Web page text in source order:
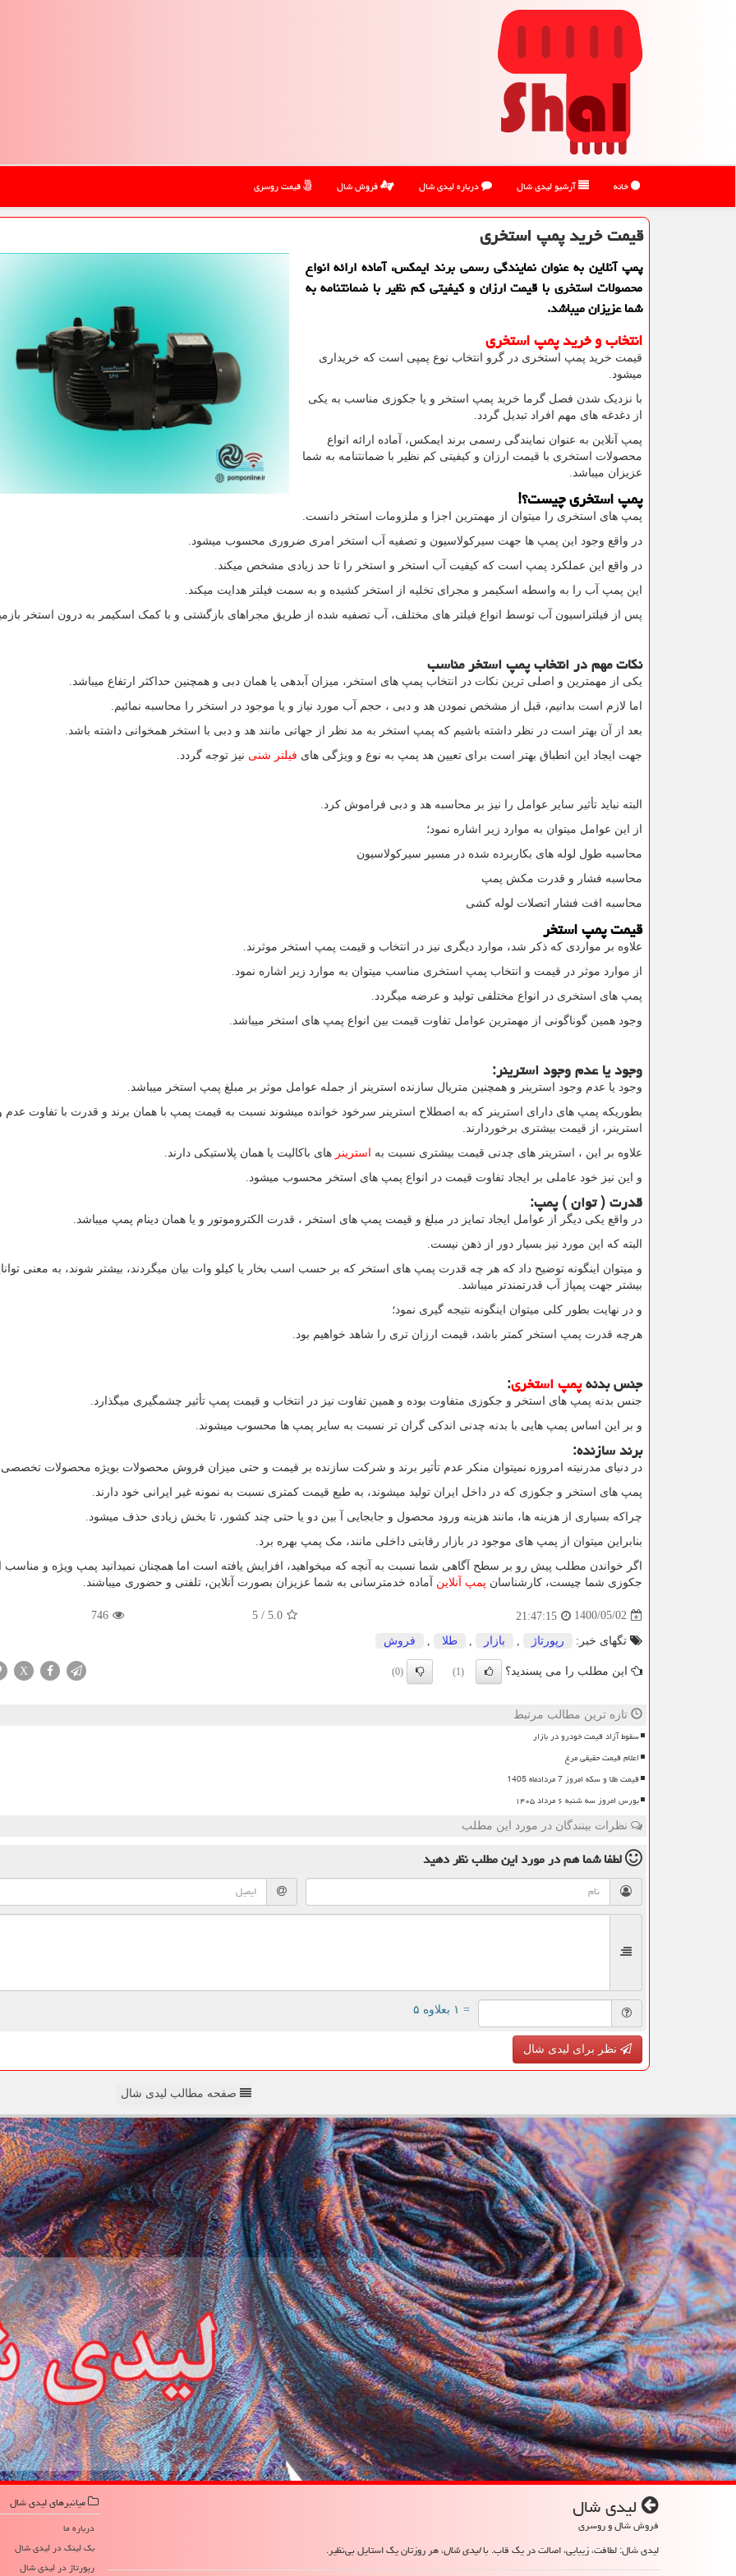
خانه آرشیو لیدی شال درباره لیدی شال فروش شال قیمت روسری
قیمت خرید پمپ استخری
پمپ آنلاین به عنوان نمایندگی رسمی برند ایمكس، آماده ارائه انواع
محصولات استخری با قیمت ارزان و كیفیتی كم نظیر با ضمانتنامه به
شما عزیزان میباشد.
انتخاب و خرید پمپ استخری
قیمت خرید پمپ استخری در گرو انتخاب نوع پمپی است که خریداری
میشود.
با نزدیک شدن فصل گرما خرید پمپ استخر و یا جکوزی مناسب به یکی
از دغدغه های مهم افراد تبدیل گردد.
پمپ آنلاین به عنوان نمایندگی رسمی برند ایمکس، آماده ارائه انواع
محصولات استخری با قیمت ارزان و کیفیتی کم نظیر با ضمانتنامه به شما
عزیزان میباشد.
پمپ استخری چیست؟!
پمپ های استخری را میتوان از مهمترین اجزا و ملزومات استخر دانست.
در واقع وجود این پمپ ها جهت سیرکولاسیون و تصفیه آب استخر امری ضروری محسوب میشود.
در واقع این عملکرد پمپ است که کیفیت آب استخر و استخر را تا حد زیادی مشخص میکند.
این پمپ آب را به واسطه اسکیمر و مجرای تخلیه از استخر کشیده و به سمت فیلتر هدایت میکند.
پس از فیلتراسیون آب توسط انواع فیلتر های مختلف، آب تصفیه شده از طریق مجراهای بازگشتی و با کمک اسکیمر به درون استخر
نکات مهم در انتخاب پمپ استخر مناسب
یکی از مهمترین و اصلی ترین نکات در انتخاب پمپ های استخر، میزان آبدهی یا همان دبی و همچنین حداکثر ارتفاع میباشد.
اما لازم است بدانیم، قبل از مشخص نمودن هد و دبی ، حجم آب مورد نیاز و یا موجود در استخر را محاسبه نمائیم.
بعد از آن بهتر است در نظر داشته باشیم که پمپ استخر به مد نظر از جهاتی مانند هد و دبی با استخر همخوانی داشته باشد.
جهت ایجاد این انطباق بهتر است برای تعیین هد پمپ به نوع و ویژگی های فیلتر شنی نیز توجه گردد.
البته نباید تأثیر سایر عوامل را نیز بر محاسبه هد و دبی فراموش کرد.
از این عوامل میتوان به موارد زیر اشاره نمود؛
محاسبه طول لوله های بکاربرده شده در مسیر سیرکولاسیون
محاسبه فشار و قدرت مکش پمپ
محاسبه افت فشار اتصلات لوله کشی
قیمت پمپ استخر
علاوه بر مواردی که ذکر شد، موارد دیگری نیز در انتخاب و قیمت پمپ استخر موثرند.
از موارد موثر در قیمت و انتخاب پمپ استخری مناسب میتوان به موارد زیر اشاره نمود.
پمپ های استخری در انواع مختلفی تولید و عرضه میگردد.
وجود همین گوناگونی از مهمترین عوامل تفاوت قیمت بین انواع پمپ های استخر میباشد.
وجود یا عدم وجود استرینر:
وجود یا عدم وجود استرینر و همچنین متریال سازنده استرینر از جمله عوامل موثر بر مبلغ پمپ استخر میباشد.
بطوریکه پمپ های دارای استرینر که به اصطلاح استرینر سرخود خوانده میشوند نسبت به قیمت پمپ با همان برند و قدرت با تفاوت عدم
استرینر، از قیمت بیشتری برخوردارند.
علاوه بر این ، استرینر های چدنی قیمت بیشتری نسبت به
استرینر های باکالیت یا همان پلاستیکی دارند.
و این نیز خود عاملی بر ایجاد تفاوت قیمت در انواع پمپ های استخر محسوب میشود.
قدرت ( توان ) پمپ:
در واقع یکی دیگر از عوامل ایجاد تمایز در مبلغ و قیمت پمپ های استخر ، قدرت الکتروموتور و یا همان دینام پمپ میباشد.
البته که این مورد نیز بسیار دور از ذهن نیست.
و میتوان اینگونه توضیح داد که هر چه قدرت پمپ های استخر که بر حسب اسب بخار یا کیلو وات بیان میگردند، بیشتر شوند، به معنی
بیشتر جهت پمپاژ آب قدرتمندتر میباشد.
و در نهایت بطور کلی میتوان اینگونه نتیجه گیری نمود؛
هرچه قدرت پمپ استخر کمتر باشد، قیمت ارزان تری را شاهد خواهیم بود.
جنس بدنهپمپ استخری:
جنس بدنه پمپ های استخر و جکوزی متفاوت بوده و همین تفاوت نیز در انتخاب و قیمت پمپ تأثیر چشمگیری میگذارد.
و بر این اساس پمپ هایی با بدنه چدنی اندکی گران تر نسبت به سایر پمپ ها محسوب میشوند.
برند سازنده:
در دنیای مدرنیته امروزه نمیتوان منکر عدم تأثیر برند و شرکت سازنده بر قیمت و حتی میزان فروش محصولات بویژه محصولات
پمپ های استخر و جکوزی که در داخل ایران تولید میشوند، به طبع قیمت کمتری نسبت به نمونه غیر ایرانی خود دارند.
چراکه بسیاری از هزینه ها، مانند هزینه ورود محصول و جابجایی آ بین دو یا حتی چند کشور، تا بخش زیادی حذف میشود.
بنابراین میتوان از پمپ های موجود در بازار رقابتی داخلی مانند، مک پمپ بهره برد.
اگر خواندن مطلب پیش رو بر سطح آگاهی شما نسبت به آنچه که میخواهید، افزایش یافته است اما همچنان نمیدانید پمپ ویژه و مناسب
جکوزی شما چیست، کارشناسان پمپ آنلاین آماده خدمترسانی به شما عزیزان بصورت آنلاین، تلفنی و حضوری میباشند.
1400/05/02
21:47:15
5.0
/
5
746
تگهای خبر: رپورتاژ بازار طلا فروش
این مطلب را می پسندید؟ (1)
(0)
X
تازه ترین مطالب مرتبط
سقوط آزاد قیمت خودرو در بازار
اعلام قیمت حقیقی مرغ
قیمت طلا و سکه امروز 7 مردادماه 1405
بورس امروز سه شنبه ۶ مرداد ۱۴۰۵
نظرات بینندگان در مورد این مطلب
لطفا شما همدر مورد این مطلبنظر دهید
= ۱ بعلاوه ۵
نظر برای لیدی شال
صفحه مطالب لیدی شال
لیدی شال
فروش شال و روسری
لیدی شال: لطافت، زیبایی، اصالت در یک قاب. بالیدی شال، هر روزتان یک استایل بی‌نظیر.
میانبرهای لیدی شال
درباره ما
بک لینک در لیدی شال
رپورتاژ در لیدی شال